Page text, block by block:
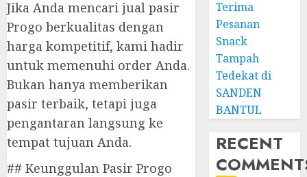
Jika Anda mencari jual pasir
Progo berkualitas dengan
harga kompetitif, kami hadir
untuk memenuhi order Anda.
Bukan hanya memberikan
pasir terbaik, tetapi juga
pengantaran langsung ke
tempat tujuan Anda.
## Keunggulan Pasir Progo
Terima
Pesanan
Snack
Tampah
Tedekat di
SANDEN
BANTUL
RECENT